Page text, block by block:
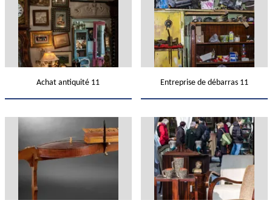
Achat antiquité 11 Entreprise de débarras 11